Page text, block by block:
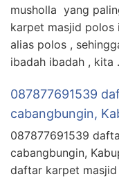
musholla yang
karpet masjid
alias polos ,
ibadah ibadah , kita
087877691539
cabangbungin,
087877691539
cabangbungin,
daftar karpet